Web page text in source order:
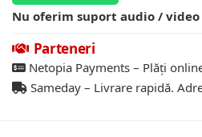
Nu oferim suport audio / video
Parteneri
Netopia Payments – Plăți
Sameday – Livrare rapidă.